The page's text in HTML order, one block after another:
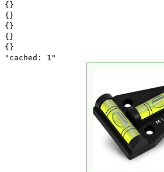
{}
{}
{}
{}
{}
"cached: 1"